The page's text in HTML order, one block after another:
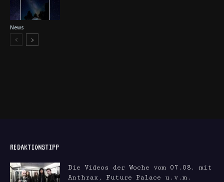
News
REDAKTIONSTIPP
Die Videos der Woche vom 07.08. mit
Anthrax, Future Palace u.v.m.